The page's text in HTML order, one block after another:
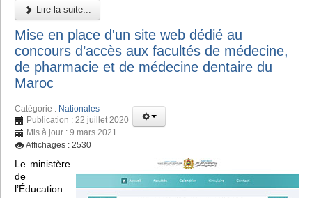
Lire la suite...
Mise en place d'un site web dédié au
concours d’accès aux facultés de médecine,
de pharmacie et de médecine dentaire du
Maroc
Catégorie : Nationales
Publication : 22 juillet 2020
Mis à jour : 9 mars 2021
Affichages : 2530
Le ministère
de
l’Éducation